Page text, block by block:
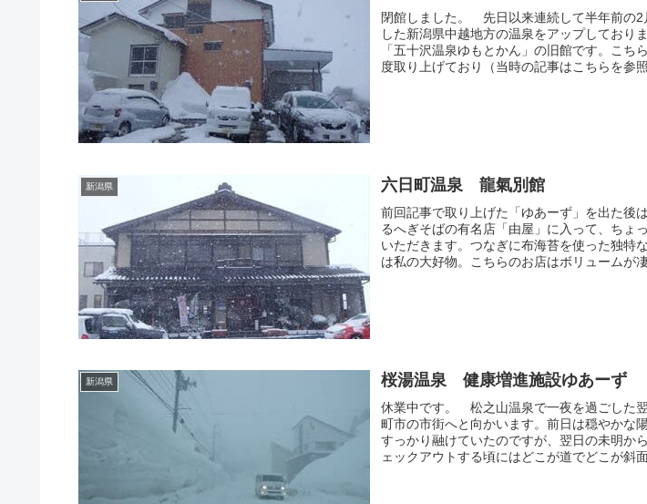
閉館しました。 先日以来連続して半年前の2
した新潟県中越地方の温泉をアップしており
「五十沢温泉ゆもとかん」の旧館です。こち
度取り上げており（当時の記事はこちらを参
新潟県 六日町温泉 龍氣別館
前回記事で取り上げた「ゆあーず」を出た後
るへぎそばの有名店「由屋」に入って、ちょ
いただきます。つなぎに布海苔を使った独特
は私の大好物。こちらのお店はボリュームが
新潟県 桜湯温泉 健康増進施設ゆあーず
休業中です。 松之山温泉で一夜を過ごした
町市の市街へと向かいます。前日は穏やかな
すっかり融けていたのですが、翌日の未明か
ェックアウトする頃にはどこが道でどこが斜